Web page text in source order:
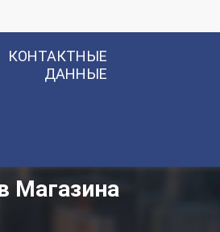
КОНТАКТНЫЕ
ДАННЫЕ
Магазина